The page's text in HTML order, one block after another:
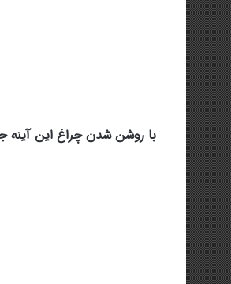
با روشن شدن چراغ این